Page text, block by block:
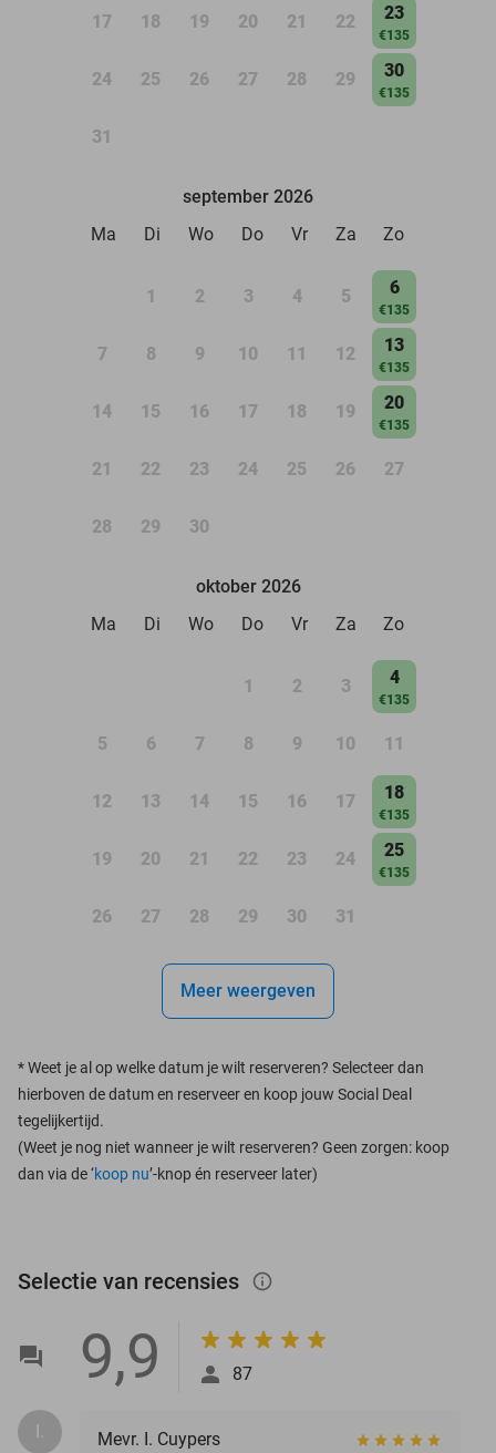
17 18 19 20 21 22 23
€135
24 25 26 27 28 29 30
€135
31
september 2026
Ma
Di Wo Do Vr Za Zo
1 2 3 4 5 6
€135
7 8 9 10 11 12 13
€135
14 15 16 17 18 19 20
€135
21 22 23 24 25 26 27
28 29 30
oktober 2026
Ma
Di Wo Do Vr Za Zo
1 2 3 4
€135
5 6 7 8 9 10 11
12 13 14 15 16 17 18
€135
19 20 21 22 23 24 25
€135
26 27 28 29 30 31
Meer weergeven
*Weet je al op welke datum je wilt reserveren? Selecteer dan
hierboven de datum en reserveer en koop jouw Social Deal
tegelijkertijd.
(Weet je nog niet wanneer je wilt reserveren? Geen zorgen: koop
dan via de ‘koop nu’-knop én reserveer later)
Selectie van recensies info_outlined
9,9 87
I. Mevr. I. Cuypers